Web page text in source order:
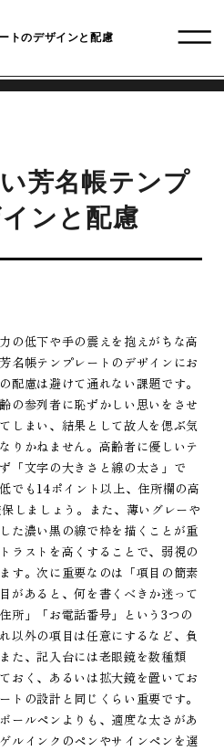
トのデザインと配慮
芳名帳テンプ
ンと配慮
の低下や手の震えを抱えがちな高
名帳テンプレートのデザインにお
配慮は避けて通れない課題です。
の参列者に恥ずかしい思いをさせ
しまい、結果として故人を偲ぶ気
りかねません。高齢者に優しいテ
「文字の大きさと線の太さ」で
でも14ポイント以上、住所欄の高
しましょう。また、薄いグレーや
た濃い黒の線で枠を描くことが重
ラストを高くすることで、弱視の
す。次に重要なのは「項目の簡素
があると、何を書くべきか迷って
所」「お電話番号」という3つの
以外の項目は任意にするなど、負
た、記入台には老眼鏡を数種類
おく、あるいは拡大鏡を置いてお
トの設計と同じくらい重要です。
ールペンよりも、適度な太さがあ
ルインクのペンやサインペンを選